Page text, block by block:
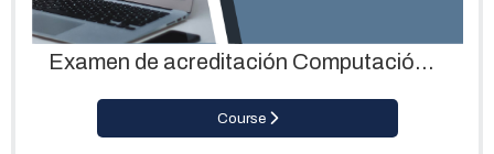
Examen de acreditación Computación Básica_Artes Escénicas
Course